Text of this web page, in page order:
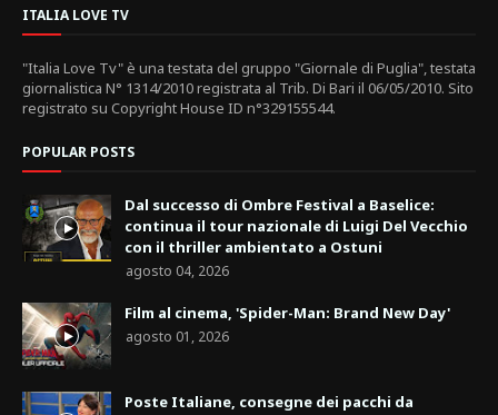
ITALIA LOVE TV
"Italia Love Tv" è una testata del gruppo "Giornale di Puglia", testata
giornalistica N° 1314/2010 registrata al Trib. Di Bari il 06/05/2010. Sito
registrato su Copyright House ID n°329155544.
POPULAR POSTS
Dal successo di Ombre Festival a Baselice:
continua il tour nazionale di Luigi Del Vecchio
con il thriller ambientato a Ostuni
agosto 04, 2026
Film al cinema, 'Spider-Man: Brand New Day'
agosto 01, 2026
Poste Italiane, consegne dei pacchi da